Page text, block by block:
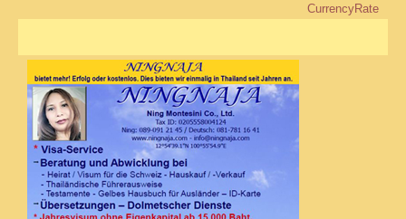
CurrencyRate